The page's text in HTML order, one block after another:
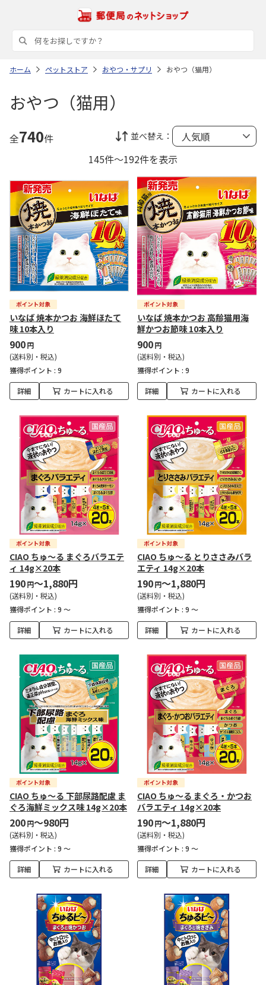
ホーム ペットストア おやつ・サプリ おやつ（猫用）
おやつ（猫用）
全740件 並べ替え：
145件～192件を表示
いなば 焼本かつお 海鮮ほたて
味 10本入り
900円
(送料別・税込)
獲得ポイント : 9
詳細 カートに入れる
いなば 焼本かつお 高齢猫用海
鮮かつお節味 10本入り
900円
(送料別・税込)
獲得ポイント : 9
詳細 カートに入れる
CIAO ちゅ～る まぐろバラエテ
ィ 14g×20本
190円～1,880円
(送料別・税込)
獲得ポイント : 9 ～
詳細 カートに入れる
CIAO ちゅ～る とりささみバラ
エティ 14g×20本
190円～1,880円
(送料別・税込)
獲得ポイント : 9 ～
詳細 カートに入れる
CIAO ちゅ～る 下部尿路配慮 ま
ぐろ海鮮ミックス味 14g×20本
200円～980円
(送料別・税込)
獲得ポイント : 9 ～
詳細 カートに入れる
CIAO ちゅ～る まぐろ・かつお
バラエティ 14g×20本
190円～1,880円
(送料別・税込)
獲得ポイント : 9 ～
詳細 カートに入れる